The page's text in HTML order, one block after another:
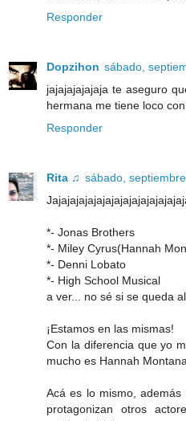
Responder
Dopzihon sábado,
jajajajajajaja te aseguro
hermana me tiene loco
Responder
Rita ♫ sábado,
*- Jonas Brothers
*- Miley Cyrus(Hannah
*- Denni Lobato
*- High School Musical
a ver... no sé si se queda
¡Estamos en las mismas!
Con la diferencia que yo
mucho es Hannah Montana.
Acá es lo mismo,
protagonizan otros